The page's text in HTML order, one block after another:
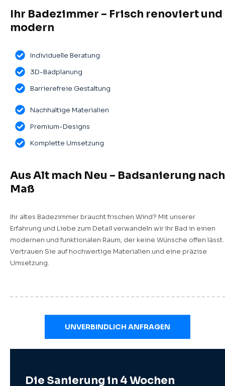
Ihr Badezimmer – Frisch renoviert und
modern
Individuelle Beratung
3D-Badplanung
Barrierefreie Gestaltung
Nachhaltige Materialien
Premium-Designs
Komplette Umsetzung
Aus Alt mach Neu – Badsanierung nach
Maß
Ihr altes Badezimmer braucht frischen Wind? Mit unserer
Erfahrung und Liebe zum Detail verwandeln wir Ihr Bad in einen
modernen und funktionalen Raum, der keine Wünsche offen lässt.
Vertrauen Sie auf hochwertige Materialien und eine präzise
Umsetzung.
UNVERBINDLICH ANFRAGEN
Die Sanierung in 4 Wochen